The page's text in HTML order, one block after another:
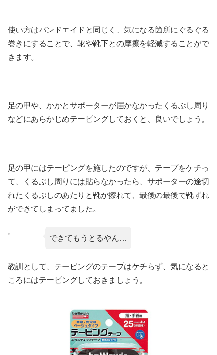
使い方はバンドエイドと同じく、気になる箇所にぐるぐる
巻きにすることで、靴や靴下との摩擦を軽減することがで
きます。
足の甲や、かかとサポーターが届かなかったくるぶし周り
などにあらかじめテーピングしておくと、良いでしょう。
足の甲にはテーピングを施したのですが、テープをケチっ
て、くるぶし周りには貼らなかったら、サポーターの途切
れたくるぶしのあたりと靴が擦れて、最後の最後で靴ずれ
ができてしまってました。
できてもうとるやん…
教訓として、テーピングのテープはケチらず、気になると
ころにはテーピングしておきましょう。